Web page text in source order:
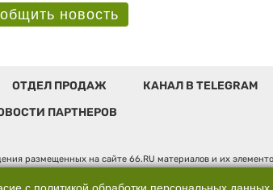
новость
ОТДЕЛ ПРОДАЖ КАНАЛ В TELEGRAM
ПАРТНЕРОВ
размещенных на сайте 66.RU материалов и их
в сфере связи, информационных технологий и
адрес: 620014, Свердловская обл., г.
с политикой обработки персональных данных